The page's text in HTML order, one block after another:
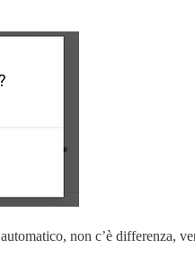
non c’è differenza,